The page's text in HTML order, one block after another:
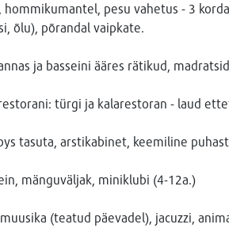
hommikumantel, pesu vahetus - 3
õlu), põrandal vaipkate.
ja basseini ääres rätikud,
türgi ja kalarestoran - laud
tasuta, arstikabinet, keemiline
mänguväljak, miniklubi (4-12a.)
(teatud päevadel), jacuzzi,